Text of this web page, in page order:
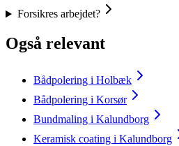
Forsikres arbejdet?
Også relevant
Bådpolering i Holbæk
Bådpolering i Korsør
Bundmaling i Kalundborg
Keramisk coating i Kalundborg